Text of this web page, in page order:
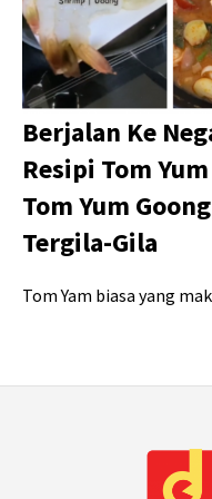
Berjalan Ke
Resipi Tom
Tom Yum
Tergila-Gila
Tom Yam biasa yang